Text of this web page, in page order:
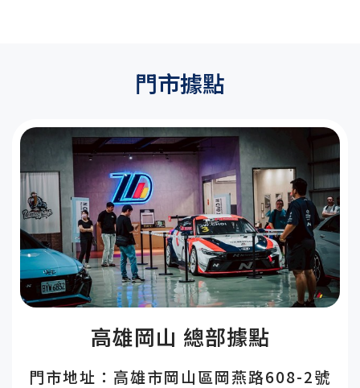
門市據點
高雄岡山 總部據點
門市地址：高雄市岡山區岡燕路608-2號